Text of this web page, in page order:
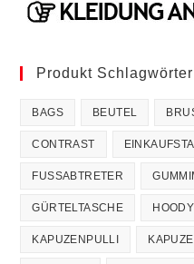
Produkt Schlagwörter
BAGS BEUTEL
CONTRAST
FUSSABTRETER
GÜRTELTASCHE HOODY
KAPUZENPULLI